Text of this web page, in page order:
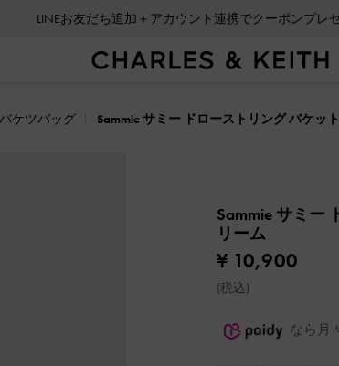
LINEお友だち追加＋アカウント連携でクーポンプレ
バケツバッグ Sammie サミー ドローストリング バケッ
Sammie サミー
リーム
¥ 10,900
(税込)
なら月